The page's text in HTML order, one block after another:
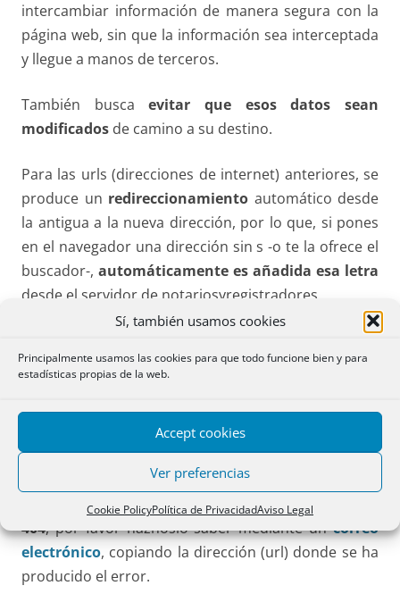
Sí, también usamos cookies
Principalmente usamos las cookies para que todo funcione bien y para
estadísticas propias de la web.
Accept cookies
Ver preferencias
Cookie PolicyPolítica de PrivacidadAviso Legal
intercambiar información de manera segura con la
página web, sin que la información sea interceptada
y llegue a manos de terceros.
También buscaevitar que esos datos sean
modificados de camino a su destino.
Para las urls (direcciones de internet) anteriores, se
produce un redireccionamiento automático desde
la antigua a la nueva dirección, por lo que, si pones
en el navegador una dirección sin s -o te la ofrece el
buscador-, automáticamente es añadida esa letra
desde el servidor de notariosyregistradores.
ningún tipo de certificado para navegar.
Como demostración de que es una dirección segura
aparecerá un candado y la expresión
color verde.
Si encuentras problemas de errores, como
404, por favor háznoslo saber mediante uncorreo
electrónico, copiando la dirección (url) donde se ha
producido el error.